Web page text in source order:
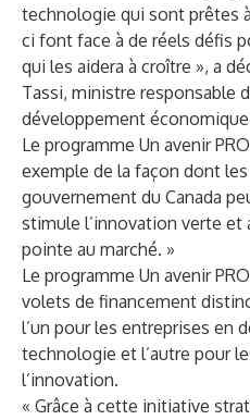
technologie qui sont prêtes
ci font face à de réels défis
qui les aidera à croître », a
Tassi, ministre responsable
développement
Le programme Un avenir
exemple de la façon dont
gouvernement du Canada
stimule l’innovation verte
pointe au marché. »
Le programme Un avenir
volets de financement
l’un pour les entreprises en
technologie et l’autre pour
l’innovation.
« Grâce à cette initiative